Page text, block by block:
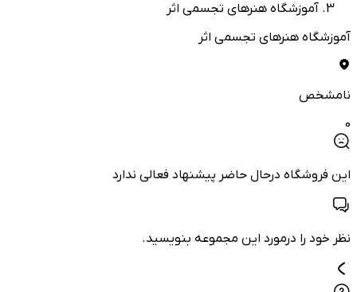
آموزشگاه هنرهای تجسمی اثر
آموزشگاه هنرهای تجسمی اثر
نامشخص
0
این فروشگاه درحال حاضر پیشنهاد فعالی ندارد
نظر خود را درمورد این مجموعه بنویسید.